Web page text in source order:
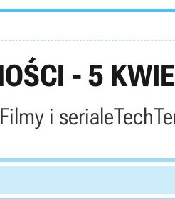
- 5
Filmy i serialeTech